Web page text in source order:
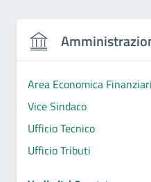
Area Economica
Vice Sindaco
Ufficio Tecnico
Ufficio Tributi